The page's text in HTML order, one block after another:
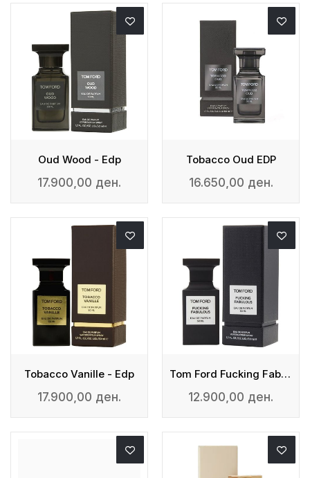
Oud Wood - Edp
17.900,00 ден.
Tobacco Oud EDP
16.650,00 ден.
Tobacco Vanille - Edp
17.900,00 ден.
Tom Ford Fucking Fabulous
12.900,00 ден.